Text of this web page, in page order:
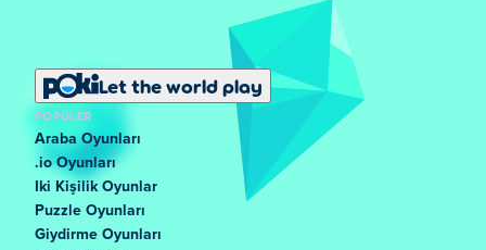
Let the world play
POPÜLER
Araba Oyunları
.io Oyunları
Iki Kişilik Oyunlar
Puzzle Oyunları
Giydirme Oyunları